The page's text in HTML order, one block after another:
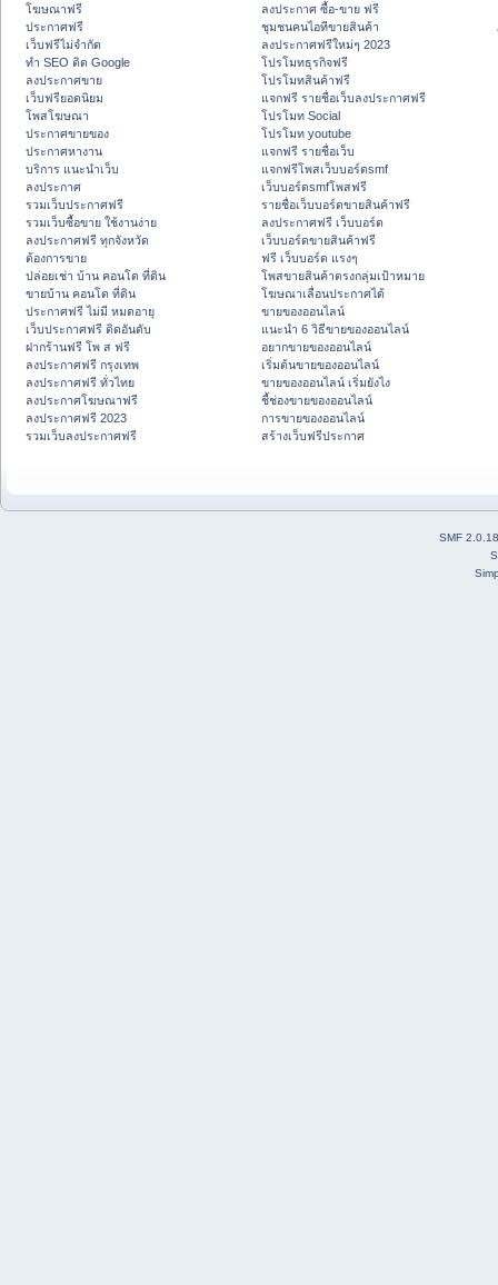
โฆษณาฟรี
ประกาศฟรี
เว็บฟรีไม่จำกัด
ทำ SEO ติด Google
ลงประกาศขาย
เว็บฟรียอดนิยม
โพสโฆษณา
ประกาศขายของ
ประกาศหางาน
บริการ แนะนำเว็บ
ลงประกาศ
รวมเว็บประกาศฟรี
รวมเว็บซื้อขาย ใช้งานง่าย
ลงประกาศฟรี ทุกจังหวัด
ต้องการขาย
ปล่อยเช่า บ้าน คอนโด ที่ดิน
ขายบ้าน คอนโด ที่ดิน
ประกาศฟรี ไม่มี หมดอายุ
เว็บประกาศฟรี ติดอันดับ
ฝากร้านฟรี โพ ส ฟรี
ลงประกาศฟรี กรุงเทพ
ลงประกาศฟรี ทั่วไทย
ลงประกาศโฆษณาฟรี
ลงประกาศฟรี 2023
รวมเว็บลงประกาศฟรี
ลงประกาศ ซื้อ-ขาย ฟรี
ชุมชนคนไอทีขายสินค้า
ลงประกาศฟรีใหม่ๆ 2023
โปรโมทธุรกิจฟรี
โปรโมทสินค้าฟรี
แจกฟรี รายชื่อเว็บลงประกาศฟรี
โปรโมท Social
โปรโมท youtube
แจกฟรี รายชื่อเว็บ
แจกฟรีโพสเว็บบอร์ดsmf
เว็บบอร์ดsmfโพสฟรี
รายชื่อเว็บบอร์ดขายสินค้าฟรี
ลงประกาศฟรี เว็บบอร์ด
เว็บบอร์ดขายสินค้าฟรี
ฟรี เว็บบอร์ด แรงๆ
โพสขายสินค้าตรงกลุ่มเป้าหมาย
โฆษณาเลื่อนประกาศได้
ขายของออนไลน์
แนะนำ 6 วิธีขายของออนไลน์
อยากขายของออนไลน์
เริ่มต้นขายของออนไลน์
ขายของออนไลน์ เริ่มยังไง
ชี้ช่องขายของออนไลน์
การขายของออนไลน์
สร้างเว็บฟรีประกาศ
SMF 2.0.18